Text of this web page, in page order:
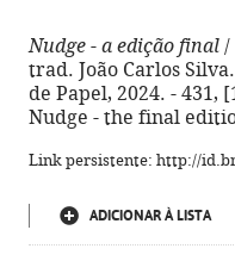
Nudge - a edição final /
trad. João Carlos
de Papel, 2024. - 431,
Nudge - the final
Link persistente: http://
ADICIONAR À LISTA